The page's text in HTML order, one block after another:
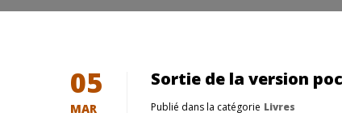
05
MAR
Sortie de la version
Publié dans la catégorie Livres